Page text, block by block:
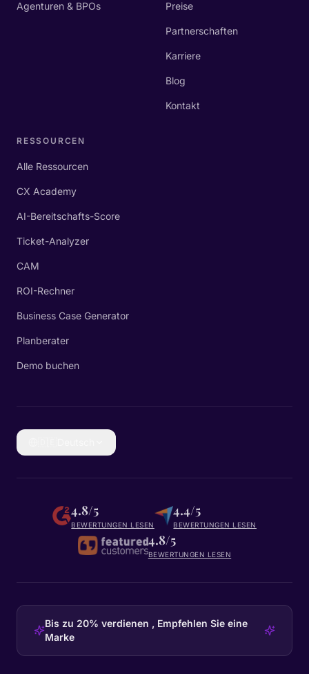
Agenturen & BPOs Preise
Partnerschaften
Karriere
Blog
Kontakt
RESSOURCEN
Alle Ressourcen
CX Academy
AI-Bereitschafts-Score
Ticket-Analyzer
CAM
ROI-Rechner
Business Case Generator
Planberater
Demo buchen
4.8/5
BEWERTUNGEN LESEN
4.4/5
BEWERTUNGEN LESEN
4.8/5
BEWERTUNGEN LESEN
Bis zu 20% verdienen , Empfehlen Sie eine
Marke